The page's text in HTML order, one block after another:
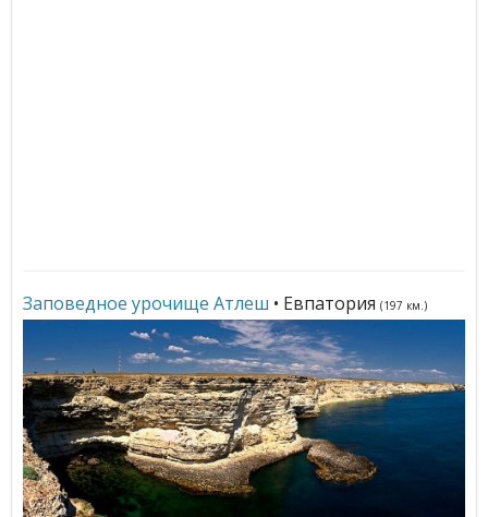
Заповедное урочище Атлеш • Евпатория (197 км.)